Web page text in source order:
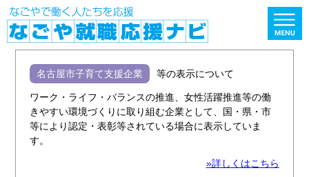
名古屋市子育て支援企業 等の表示について
ワーク・ライフ・バランスの推進、女性活躍推進等の働
きやすい環境づくりに取り組む企業として、国・県・市
等により認定・表彰等されている場合に表示していま
す。
»詳しくはこちら